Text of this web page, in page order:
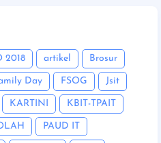
2018 artikel Brosur
Day FSOG Jsit
KARTINI KBIT-TPAIT
PAUD IT